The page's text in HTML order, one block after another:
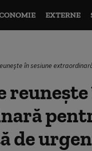
EXTERNE
în sesiune
de